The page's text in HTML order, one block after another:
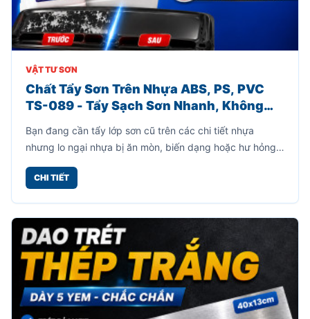
VẬT TƯ SƠN
Chất Tẩy Sơn Trên Nhựa ABS, PS, PVC
TS-089 - Tẩy Sạch Sơn Nhanh, Không
Bạn đang cần tẩy lớp sơn cũ trên các chi tiết nhựa
nhưng lo ngại nhựa bị ăn mòn, biến dạng hoặc hư hỏng?
dụng giúp loại bỏ lớp sơn bám trên bề mặt nhựa ABS, PS
CHI TIẾT